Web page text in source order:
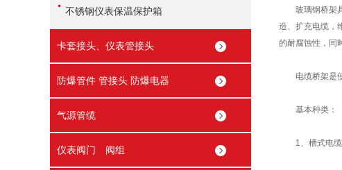
不锈钢仪表保温保护箱
卡套接头、仪表管接头
防爆管件 管接头 防爆电器
气源管缆
仪表阀门 阀组
玻璃钢桥架具
造、扩充电缆，
的耐腐蚀性，同
电缆桥架是使
基本种类：
1、槽式电缆